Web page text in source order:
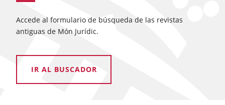
Accede al formulario de búsqueda de las revistas
antiguas de Món Jurídic.
IR AL BUSCADOR